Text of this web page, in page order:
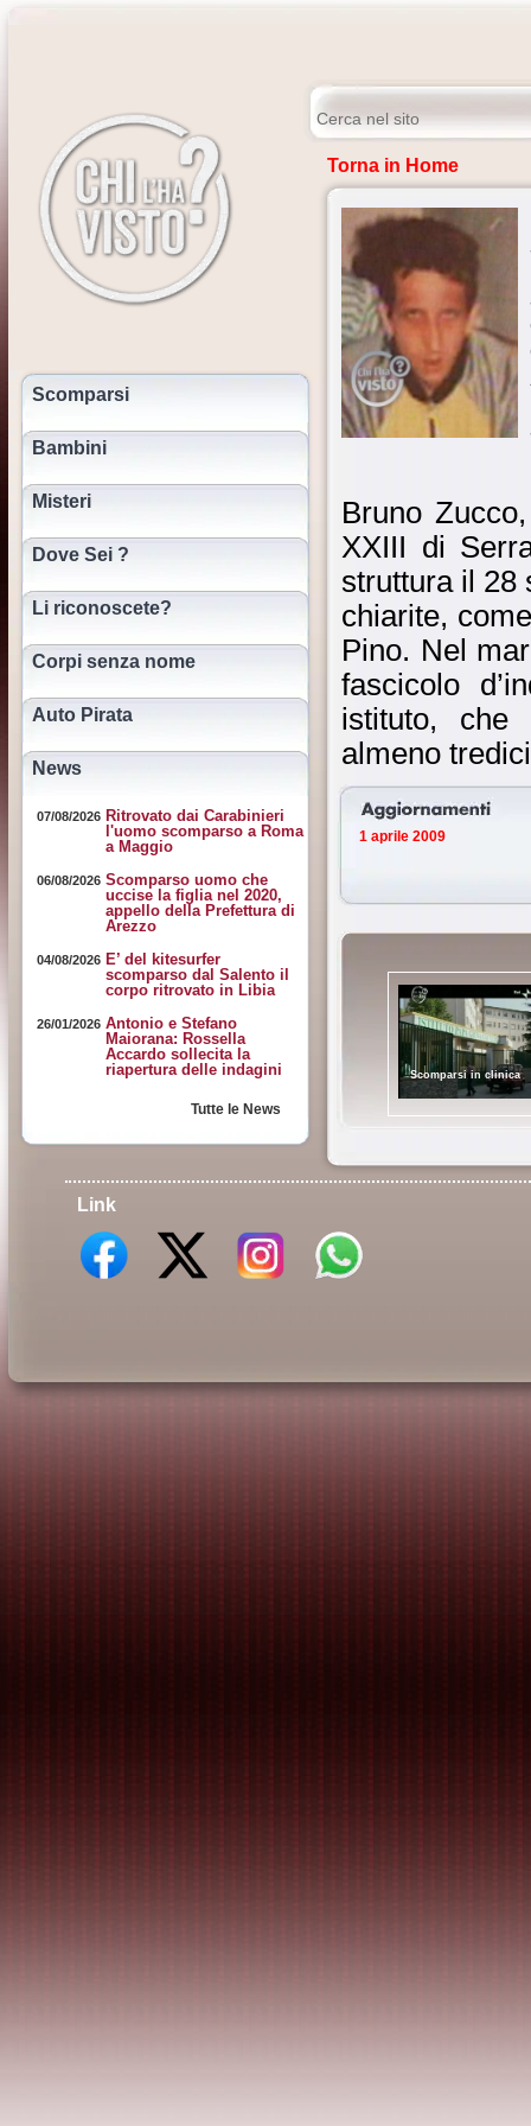
Scomparsi
Bambini
Misteri
Dove Sei ?
Li riconoscete?
Corpi senza nome
Auto Pirata
News
07/08/2026 Ritrovato dai Carabinieri
l'uomo scomparso a Roma
a Maggio
06/08/2026 Scomparso uomo che
uccise la figlia nel 2020,
appello della Prefettura di
Arezzo
04/08/2026 E’ del kitesurfer
scomparso dal Salento il
corpo ritrovato in Libia
26/01/2026 Antonio e Stefano
Maiorana: Rossella
Accardo sollecita la
riapertura delle indagini
Tutte le News
Torna in Home
Bruno
XXIII di
struttura il 28
chiarite,
Pino. Nel
fascicolo
istituto, che
almeno
1 aprile 2009
Scomparsi in clinica
Link